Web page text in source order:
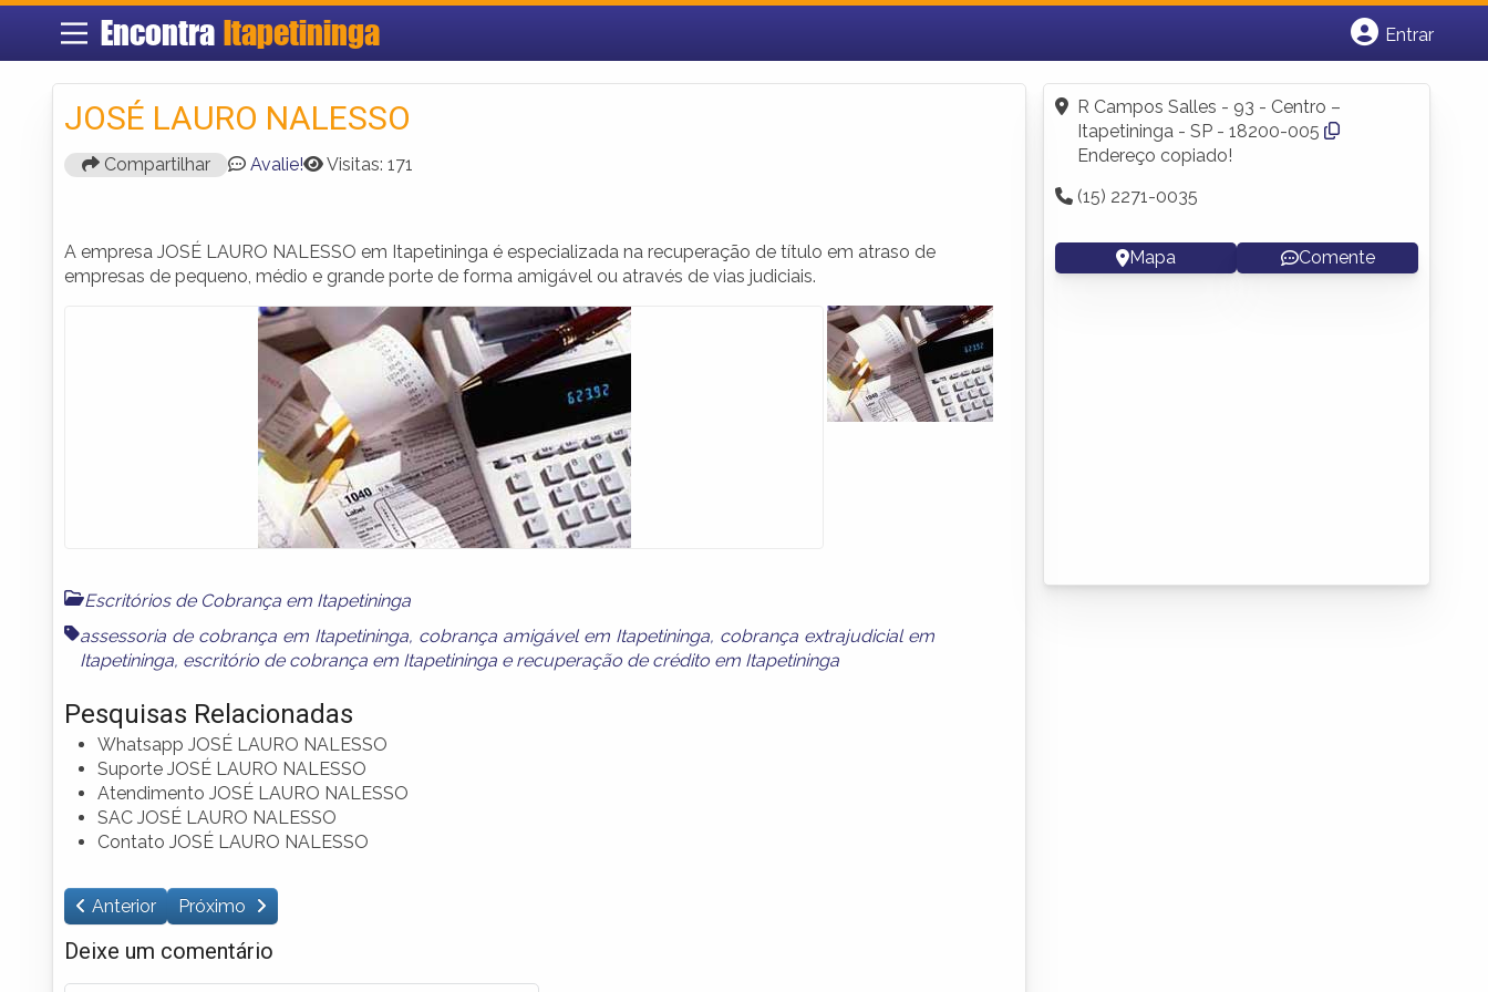
Encontra Itapetininga
Entrar
Fazer login
Criar conta
JOSÉ LAURO NALESSO
Compartilhar Avalie! Visitas: 171
A empresa JOSÉ LAURO NALESSO em Itapetininga é especializada na recuperação de título em atraso de
empresas de pequeno, médio e grande porte de forma amigável ou através de vias judiciais.
Escritórios de Cobrança em Itapetininga
assessoria de cobrança em Itapetininga, cobrança amigável em Itapetininga, cobrança extrajudicial em
Itapetininga, escritório de cobrança em Itapetininga e recuperação de crédito em Itapetininga
Pesquisas Relacionadas
Whatsapp JOSÉ LAURO NALESSO
Suporte JOSÉ LAURO NALESSO
Atendimento JOSÉ LAURO NALESSO
SAC JOSÉ LAURO NALESSO
Contato JOSÉ LAURO NALESSO
Anterior Próximo
Deixe um comentário
R Campos Salles - 93 - Centro –
Itapetininga - SP - 18200-005
Endereço copiado!
(15) 2271-0035
Mapa Comente